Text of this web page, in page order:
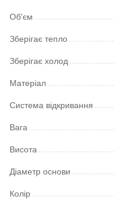
Об'єм
Зберігає тепло
Зберігає холод
Матеріал
Система відкривання
Вага
Висота
Діаметр основи
Колір